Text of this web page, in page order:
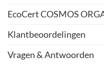
EcoCert COSMOS
Klantbeoordelingen
Vragen & Antwoorden